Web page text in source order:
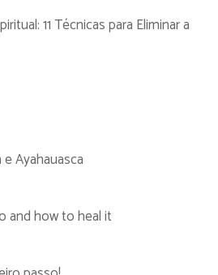
11 Técnicas para Eliminar a
Ayahauasca
and how to heal it